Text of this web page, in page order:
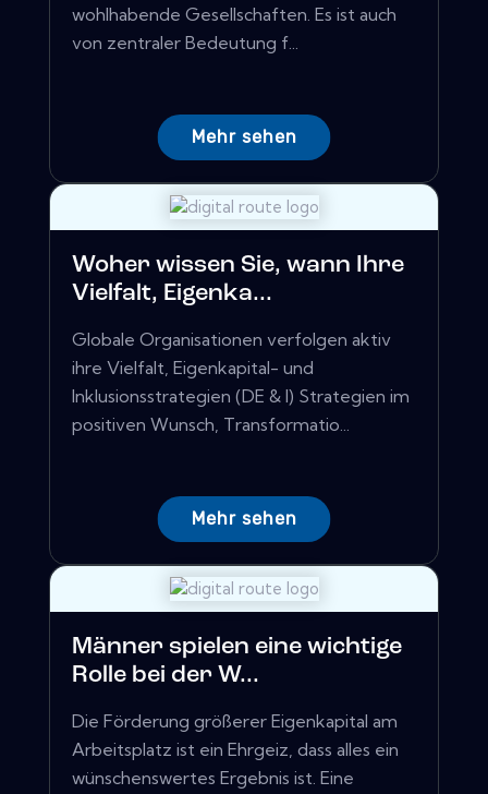
wohlhabende Gesellschaften. Es ist auch
von zentraler Bedeutung f...
Mehr sehen
Woher wissen Sie, wann Ihre
Vielfalt, Eigenka...
Globale Organisationen verfolgen aktiv
ihre Vielfalt, Eigenkapital- und
Inklusionsstrategien (DE & I) Strategien im
positiven Wunsch, Transformatio...
Mehr sehen
Männer spielen eine wichtige
Rolle bei der W...
Die Förderung größerer Eigenkapital am
Arbeitsplatz ist ein Ehrgeiz, dass alles ein
wünschenswertes Ergebnis ist. Eine